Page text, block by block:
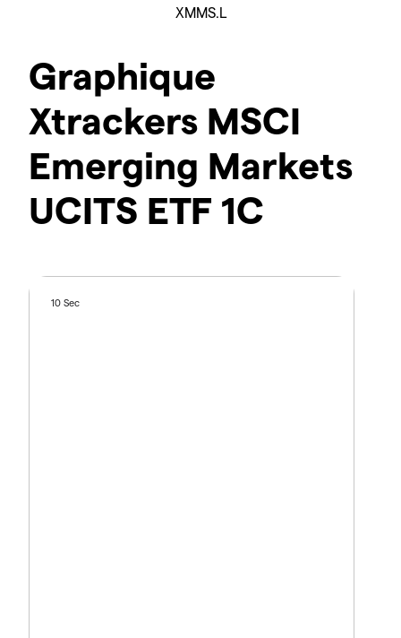
XMMS.L
Graphique
Xtrackers MSCI
Emerging Markets
UCITS ETF 1C
10 Sec